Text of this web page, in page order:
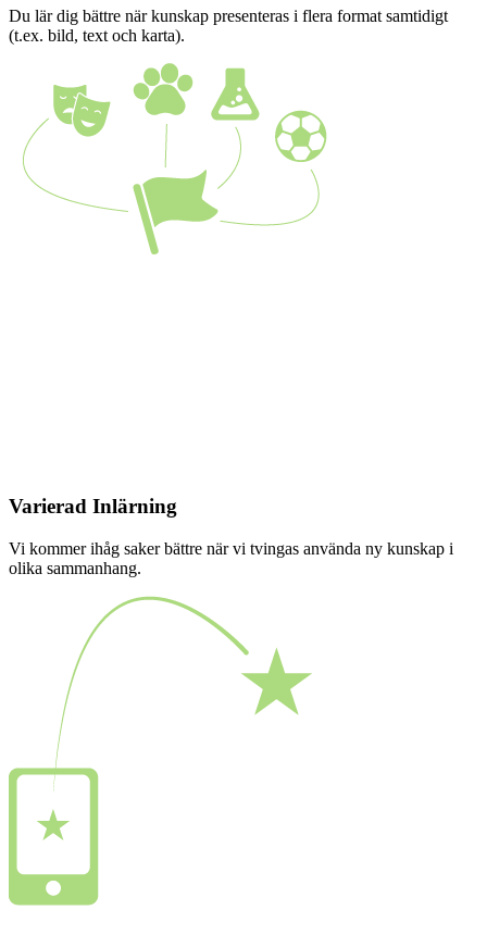
Du lär dig bättre när kunskap presenteras i flera format samtidigt
(t.ex. bild, text och karta).
Varierad Inlärning
Vi kommer ihåg saker bättre när vi tvingas använda ny kunskap i
olika sammanhang.